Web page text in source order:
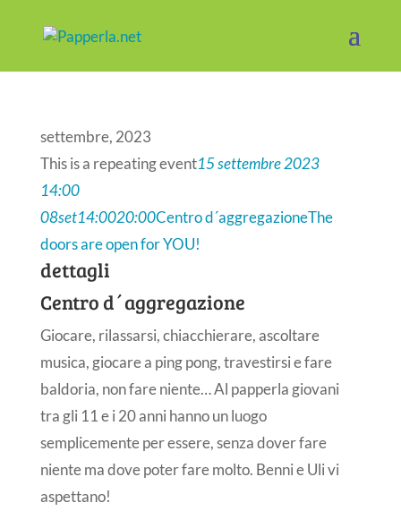
settembre, 2023
This is a repeating event15 settembre 2023
14:00
08set14:0020:00Centro d´aggregazioneThe
doors are open for YOU!
dettagli
Centro d´aggregazione
Giocare, rilassarsi, chiacchierare, ascoltare
musica, giocare a ping pong, travestirsi e fare
baldoria, non fare niente… Al papperla giovani
tra gli 11 e i 20 anni hanno un luogo
semplicemente per essere, senza dover fare
niente ma dove poter fare molto. Benni e Uli vi
aspettano!